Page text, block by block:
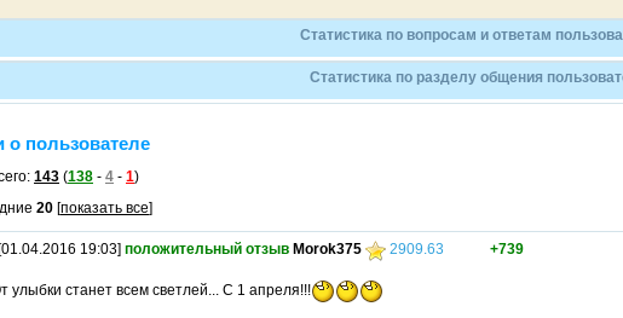
Статистика по вопросам и ответам
Статистика по разделу общения
о пользователе
143 (138 - 4 - 1)
20 [показать все]
[01.04.2016 19:03] положительный отзыв Morok375 2909.63 +739
улыбки станет всем светлей... С 1 апреля!!!